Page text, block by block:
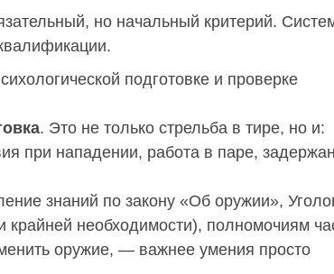
но начальный критерий.
подготовке и проверке
. Это не только стрельба в тире, но и:
при нападении, работа в паре,
знаний по закону «Об оружии»,
крайней необходимости), полномочиям
оружие, — важнее умения просто